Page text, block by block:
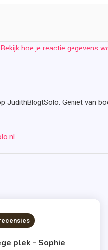
Bekijk hoe je reactie gegevens
JudithBlogtSolo. Geniet van
READ
plek – Sophie